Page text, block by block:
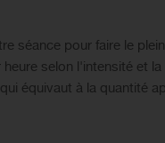
séance pour faire le
selon l'intensité et la
équivaut à la quantité